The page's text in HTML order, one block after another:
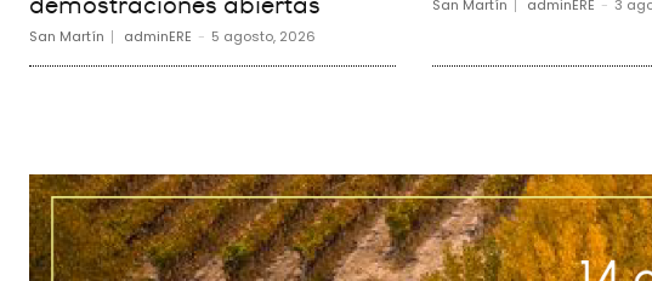
San Martín adminERE - 5 agosto, 2026
San Martín adminERE - 3